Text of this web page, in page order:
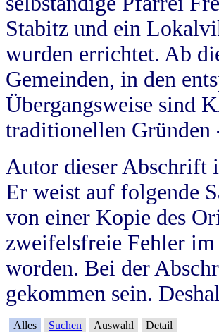
Stabitz und ein
wurden errichtet. Ab
Gemeinden, in den
Übergangsweise sind
traditionellen
Autor dieser Abschrift
Er weist auf folgende
von einer Kopie des
zweifelsfreie Fehler
worden. Bei der
gekommen sein.
Alles Suchen Auswahl Detail